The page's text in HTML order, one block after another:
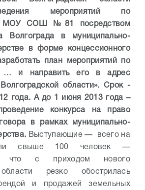
мероприятий по
МОУ СОШ №81 посредством
Волгограда в муниципально-
в форме концессионного
план мероприятий по
… и направить его в адрес
Волгоградской области». Срок -
года. А до 1 июня 2013 года –
конкурса на право
в рамках муниципально-
Выступающие — всего на
свыше 100 человек —
что с приходом нового
резко обострилась
и продажей земельных